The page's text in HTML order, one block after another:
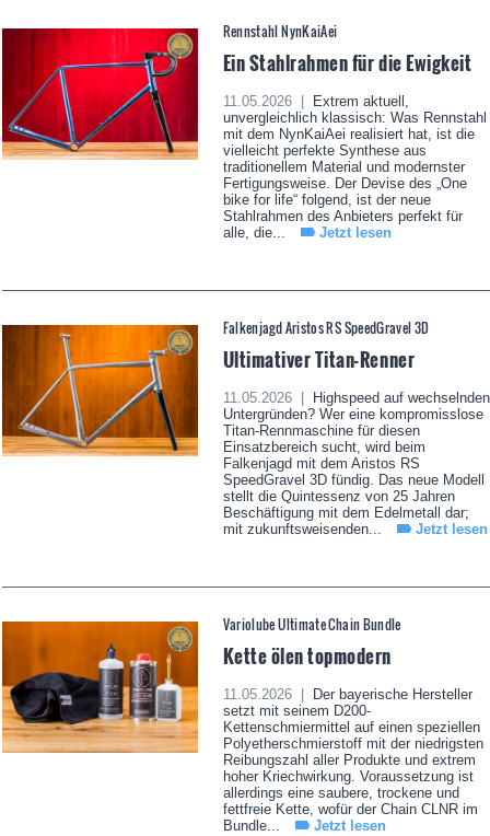
Rennstahl NynKaiAei
Ein Stahlrahmen für die Ewigkeit
11.05.2026 |
Extrem aktuell,
unvergleichlich klassisch: Was Rennstahl
mit dem NynKaiAei realisiert hat, ist die
vielleicht perfekte Synthese aus
traditionellem Material und modernster
Fertigungsweise. Der Devise des „One
bike for life“ folgend, ist der neue
Stahlrahmen des Anbieters perfekt für
alle, die...
Jetzt lesen
Falkenjagd Aristos RS SpeedGravel 3D
Ultimativer Titan-Renner
11.05.2026 |
Highspeed auf wechselnden
Untergründen? Wer eine kompromisslose
Titan-Rennmaschine für diesen
Einsatzbereich sucht, wird beim
Falkenjagd mit dem Aristos RS
SpeedGravel 3D fündig. Das neue Modell
stellt die Quintessenz von 25 Jahren
Beschäftigung mit dem Edelmetall dar;
mit zukunftsweisenden...
Jetzt lesen
Variolube Ultimate Chain Bundle
Kette ölen topmodern
11.05.2026 |
Der bayerische Hersteller
setzt mit seinem D200-
Kettenschmiermittel auf einen speziellen
Polyetherschmierstoff mit der niedrigsten
Reibungszahl aller Produkte und extrem
hoher Kriechwirkung. Voraussetzung ist
allerdings eine saubere, trockene und
fettfreie Kette, wofür der Chain CLNR im
Bundle...
Jetzt lesen